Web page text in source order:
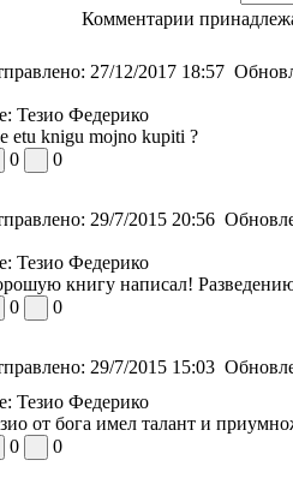
Комментарии
27/12/2017 18:57
Тезио Федерико
etu knigu mojno kupiti ?
0
0
29/7/2015 20:56
Тезио Федерико
книгу написал!
0
0
29/7/2015 15:03
Тезио Федерико
от бога имел талант и
0
0